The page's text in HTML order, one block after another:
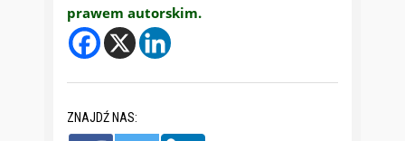
prawem autorskim.
ZNAJDŹ NAS: